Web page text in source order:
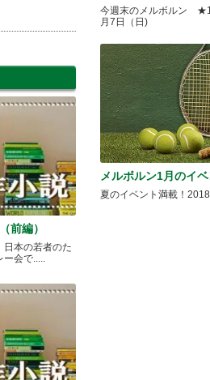
前編）
日本の若者のた
ー会で.....
今週末のメルボルン
月7日（日)
メルボルン1月のイベ
夏のイベント満載！2018